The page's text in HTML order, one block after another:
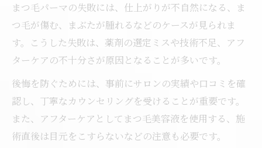
まつ毛パーマの失敗には、仕上がりが不自然になる、ま
つ毛が傷む、まぶたが腫れるなどのケースが見られま
す。こうした失敗は、薬剤の選定ミスや技術不足、アフ
ターケアの不十分さが原因となることが多いです。
後悔を防ぐためには、事前にサロンの実績や口コミを確
認し、丁寧なカウンセリングを受けることが重要です。
また、アフターケアとしてまつ毛美容液を使用する、施
術直後は目元をこすらないなどの注意も必要です。